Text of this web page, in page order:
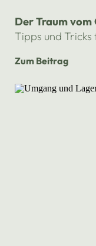
Der Traum vom
Tipps und
Zum Beitrag